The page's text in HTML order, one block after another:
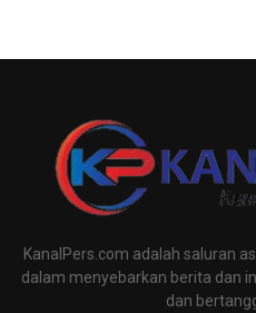
KanalPers.com adalah saluran
dalam menyebarkan berita dan
dan